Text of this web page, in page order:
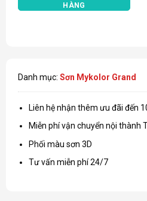
HÀNG
Danh mục: Sơn Mykolor Grand
Liên hệ nhận thêm ưu đãi đến
Miễn phí vận chuyển nội thành
Phối màu sơn 3D
Tư vấn miễn phí 24/7